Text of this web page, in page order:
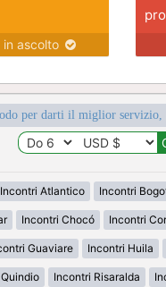
in ascolto
per darti il miglior servizio,
Incontri Atlantico Incontri
Incontri Chocó Incontri
Guaviare Incontri Huila
Incontri Risaralda